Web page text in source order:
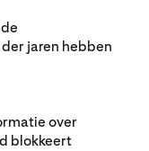
jaren hebben
over
blokkeert